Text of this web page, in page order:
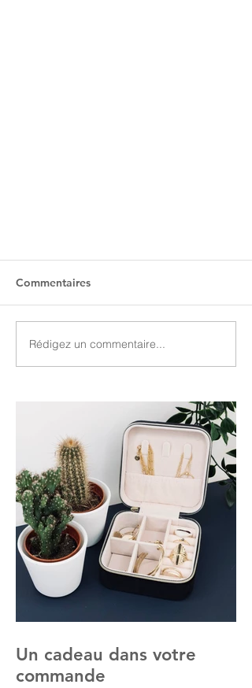
Commentaires
Rédigez un commentaire...
Un cadeau dans votre
commande